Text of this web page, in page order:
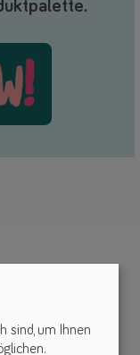
sind, um Ihnen